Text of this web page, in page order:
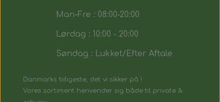
Man-Fre : 08:00-20:00
Lørdag : 10:00 - 20:00
Søndag : Lukket/Efter Aftale
Danmarks biligeste, det vi sikker på !
Vores sortiment henvender sig både til private &